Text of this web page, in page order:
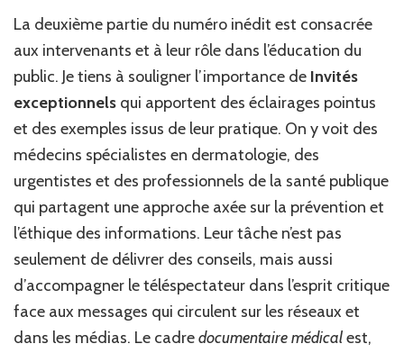
La deuxième partie du numéro inédit est consacrée
aux intervenants et à leur rôle dans l’éducation du
public. Je tiens à souligner l’importance de Invités
exceptionnels qui apportent des éclairages pointus
et des exemples issus de leur pratique. On y voit des
médecins spécialistes en dermatologie, des
urgentistes et des professionnels de la santé publique
qui partagent une approche axée sur la prévention et
l’éthique des informations. Leur tâche n’est pas
seulement de délivrer des conseils, mais aussi
d’accompagner le téléspectateur dans l’esprit critique
face aux messages qui circulent sur les réseaux et
dans les médias. Le cadredocumentaire médicalest,